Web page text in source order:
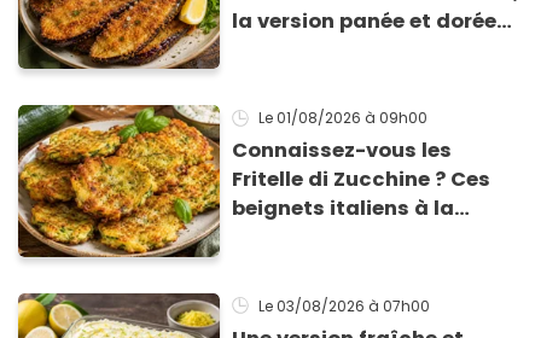
la version panée et dorée
Le 01/08/2026 à 09h00
Connaissez-vous les
Fritelle di Zucchine ? Ces
beignets italiens à la
Le 03/08/2026 à 07h00